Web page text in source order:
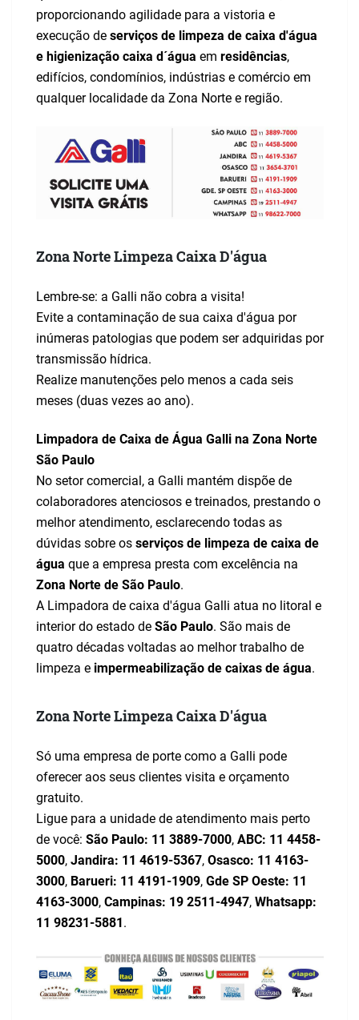
proporcionando agilidade para a vistoria e
execução de serviços de limpeza de caixa d'água
e higienização caixa d´água em residências,
edifícios, condomínios, indústrias e comércio em
qualquer localidade da Zona Norte e região.
Zona Norte Limpeza Caixa D'água
Lembre-se: a Galli não cobra a visita!
Evite a contaminação de sua caixa d'água por
inúmeras patologias que podem ser adquiridas por
transmissão hídrica.
Realize manutenções pelo menos a cada seis
meses (duas vezes ao ano).
Limpadora de Caixa de Água Galli na Zona Norte
São Paulo
No setor comercial, a Galli mantém dispõe de
colaboradores atenciosos e treinados, prestando o
melhor atendimento, esclarecendo todas as
dúvidas sobre os serviços de limpeza de caixa de
água que a empresa presta com excelência na
Zona Norte de São Paulo.
A Limpadora de caixa d'água Galli atua no litoral e
interior do estado de São Paulo. São mais de
quatro décadas voltadas ao melhor trabalho de
limpeza e impermeabilização de caixas de água.
Zona Norte Limpeza Caixa D'água
Só uma empresa de porte como a Galli pode
oferecer aos seus clientes visita e orçamento
gratuito.
Ligue para a unidade de atendimento mais perto
de você: São Paulo: 11 3889-7000, ABC: 11 4458-
5000, Jandira: 11 4619-5367, Osasco: 11 4163-
3000, Barueri: 11 4191-1909, Gde SP Oeste: 11
4163-3000, Campinas: 19 2511-4947, Whatsapp:
11 98231-5881.